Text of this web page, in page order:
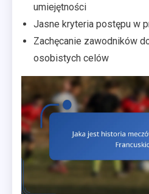
umiejętności
Jasne kryteria postępu w
Zachęcanie zawodników
osobistych celów